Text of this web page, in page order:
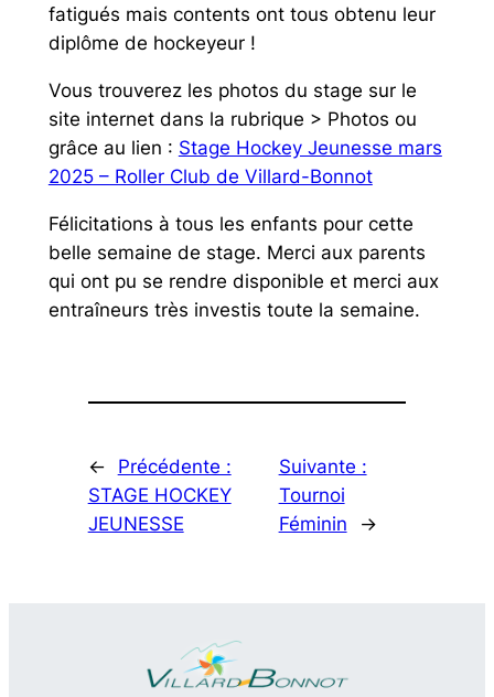
fatigués mais contents ont tous obtenu leur
diplôme de hockeyeur !
Vous trouverez les photos du stage sur le
site internet dans la rubrique > Photos ou
grâce au lien : Stage Hockey Jeunesse mars
2025 – Roller Club de Villard-Bonnot
Félicitations à tous les enfants pour cette
belle semaine de stage. Merci aux parents
qui ont pu se rendre disponible et merci aux
entraîneurs très investis toute la semaine.
←
Précédente :
STAGE HOCKEY
JEUNESSE
Suivante :
Tournoi
Féminin
→